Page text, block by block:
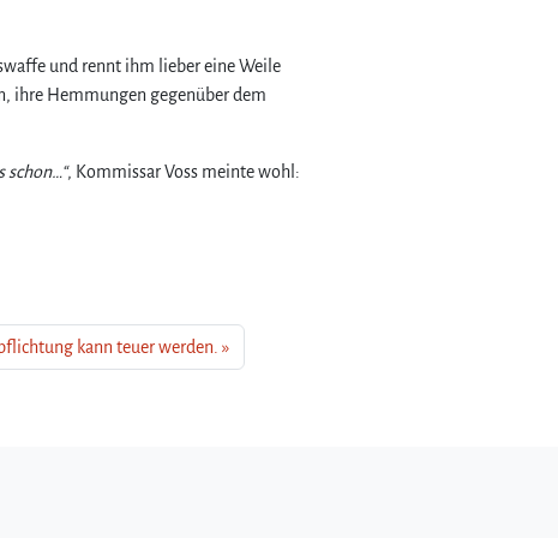
und rennt ihm lieber eine Weile
ihre Hemmungen gegenüber dem
schon…“, Kommissar Voss meinte wohl:
kann teuer werden.